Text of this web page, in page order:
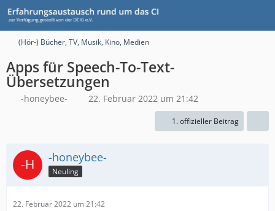
(Hör-) Bücher, TV, Musik, Kino, Medien
Apps für Speech-To-Text-
Übersetzungen
-honeybee- 22. Februar 2022 um 21:42
1. offizieller Beitrag
-honeybee-
Neuling
22. Februar 2022 um 21:42